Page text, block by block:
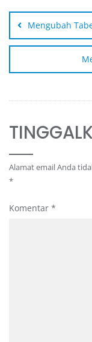
Mengubah
Alamat email Anda
*
Komentar *